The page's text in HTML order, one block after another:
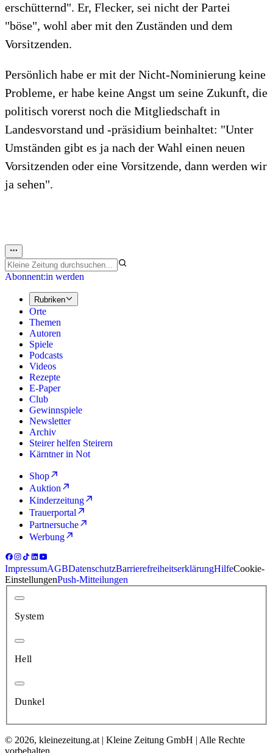
erschütternd". Er, Flecker, sei nicht der Partei
"böse", wohl aber mit den Zuständen und dem
Vorsitzenden.
Persönlich habe er mit der Nicht-Nominierung keine
Probleme, er habe keine Angst um seine Zukunft, die
politisch vorerst noch die Mitgliedschaft in
Landesvorstand und -präsidium beinhaltet: "Unter
Umständen gibt es ja nach der Wahl einen neuen
Vorsitzenden oder eine Vorsitzende, dann werden wir
ja sehen".
Abonnent:in werden
Rubriken
Orte
Themen
Autoren
Spiele
Podcasts
Videos
Rezepte
E-Paper
Club
Gewinnspiele
Newsletter
Archiv
Steirer helfen Steirern
Kärntner in Not
Shop
Auktion
Kinderzeitung
Trauerportal
Partnersuche
Werbung
ImpressumAGBDatenschutzBarrierefreiheitserklärungHilfeCookie-
EinstellungenPush-Mitteilungen
System
Hell
Dunkel
© 2026, kleinezeitung.at | Kleine Zeitung GmbH | Alle Rechte